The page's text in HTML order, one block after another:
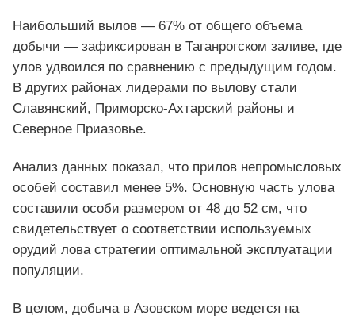
Наибольший вылов — 67% от общего объема
добычи — зафиксирован в Таганрогском заливе, где
улов удвоился по сравнению с предыдущим годом.
В других районах лидерами по вылову стали
Славянский, Приморско-Ахтарский районы и
Северное Приазовье.
Анализ данных показал, что прилов непромысловых
особей составил менее 5%. Основную часть улова
составили особи размером от 48 до 52 см, что
свидетельствует о соответствии используемых
орудий лова стратегии оптимальной эксплуатации
популяции.
В целом, добыча в Азовском море ведется на